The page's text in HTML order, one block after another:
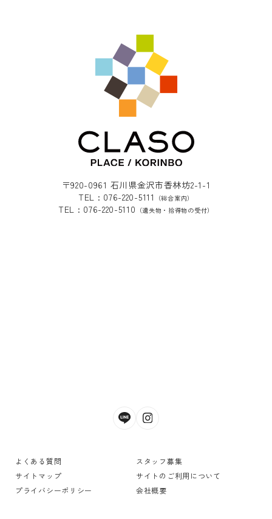
〒920-0961 石川県金沢市香林坊2-1-1
TEL : 076-220-5111
（総合案内）
TEL : 076-220-5110 （遺失物・拾得物の受付）
よくある質問
スタッフ募集
サイトマップ
サイトのご利用について
プライバシーポリシー
会社概要